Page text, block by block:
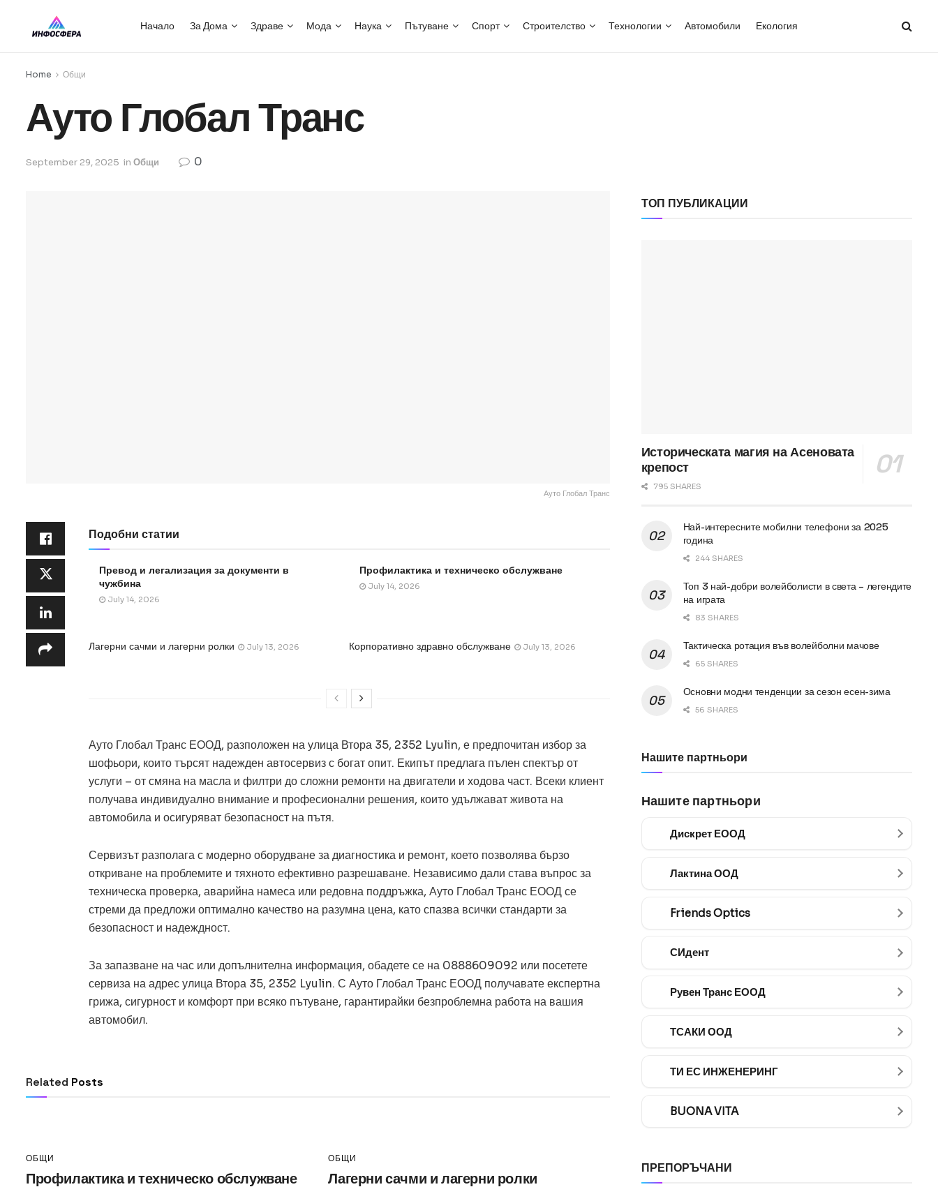
Начало За Дома Здраве Мода Наука Пътуване Спорт Строителство Технологии Автомобили Екология
Home Общи
Ауто Глобал Транс
September 29, 2025 in Общи 0
Ауто Глобал Транс
Подобни статии
Превод и легализация за документи в
чужбина
July 14, 2026
Профилактика и техническо обслужване
July 14, 2026
Лагерни сачми и лагерни ролки July 13, 2026 Корпоративно здравно обслужване July 13, 2026
Ауто Глобал Транс ЕООД, разположен на улица Втора 35, 2352 Lyulin, е предпочитан избор за
шофьори, които търсят надежден автосервиз с богат опит. Екипът предлага пълен спектър от
услуги – от смяна на масла и филтри до сложни ремонти на двигатели и ходова част. Всеки клиент
получава индивидуално внимание и професионални решения, които удължават живота на
автомобила и осигуряват безопасност на пътя.
Сервизът разполага с модерно оборудване за диагностика и ремонт, което позволява бързо
откриване на проблемите и тяхното ефективно разрешаване. Независимо дали става въпрос за
техническа проверка, аварийна намеса или редовна поддръжка, Ауто Глобал Транс ЕООД се
стреми да предложи оптимално качество на разумна цена, като спазва всички стандарти за
безопасност и надеждност.
За запазване на час или допълнителна информация, обадете се на 0888609092 или посетете
сервиза на адрес улица Втора 35, 2352 Lyulin. С Ауто Глобал Транс ЕООД получавате експертна
грижа, сигурност и комфорт при всяко пътуване, гарантирайки безпроблемна работа на вашия
автомобил.
Related Posts
Превод и легализация за документи в чужбина
July 14, 2026
ОБЩИ
Профилактика и техническо обслужване
ОБЩИ
Лагерни сачми и лагерни ролки
ТОП ПУБЛИКАЦИИ
Историческата магия на Асеновата
крепост
795 SHARES
Най-интересните мобилни телефони за 2025
година
244 SHARES
Топ 3 най-добри волейболисти в света – легендите
на играта
83 SHARES
Тактическа ротация във волейболни мачове
65 SHARES
Основни модни тенденции за сезон есен-зима
56 SHARES
Нашите партньори
Нашите партньори
Дискрет ЕООД
Лактина ООД
Friends Optics
СИдент
Рувен Транс ЕООД
ТСАКИ ООД
ТИ ЕС ИНЖЕНЕРИНГ
BUONA VITA
ПРЕПОРЪЧАНИ